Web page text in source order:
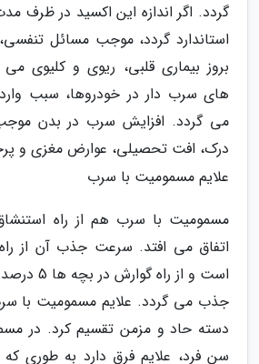
گردد. اگر اندازه این اکسید در ظرف
استاندارد گردد، موجب مسائل
بروز بیماری قلبی، ریوی و کلیوی
های سرب دار در خودروها، سبب
می گردد. افزایش سرب در بدن
درک، افت تحصیلی، عوارض مغزی و
علایم مسمومیت با سرب
مسمومیت با سرب هم از راه
اتفاق می افتد. سرعت جذب آن از
جذب می گردد. علایم مسمومیت با
دسته حاد و مزمن تقسیم کرد. در
سن فرد، علایم فرق دارد به طوری